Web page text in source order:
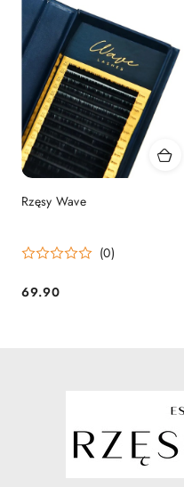
Rzęsy Wave
(0)
Cena:
69.90